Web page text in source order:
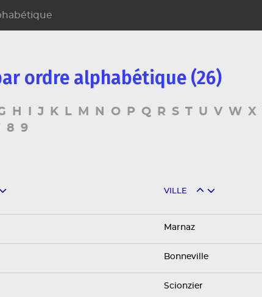
ordre alphabétique (26)
H J K L M N O P Q R S T U V W X
8 9
VILLE
Marnaz
Bonneville
Scionzier